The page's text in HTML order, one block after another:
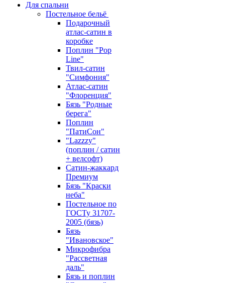
Для спальни
Постельное бельё
Подарочный
атлас-сатин в
коробке
Поплин "Pop
Line"
Твил-сатин
"Симфония"
Атлас-сатин
"Флоренция"
Бязь "Родные
берега"
Поплин
"ПатиСон"
"Lazzzy"
(поплин / сатин
+ велсофт)
Сатин-жаккард
Премиум
Бязь "Краски
неба"
Постельное по
ГОСТу 31707-
2005 (бязь)
Бязь
"Ивановское"
Микрофибра
"Рассветная
даль"
Бязь и поплин